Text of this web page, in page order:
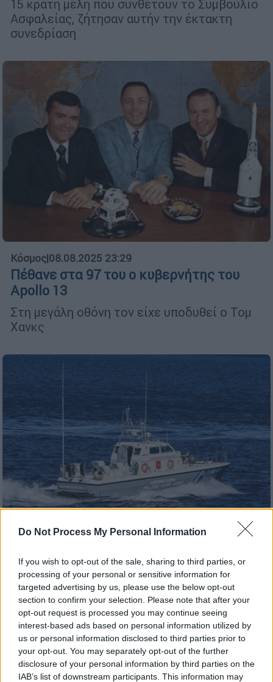
Do Not Process My Personal Information
If you wish to opt-out of the sale, sharing to third parties, or
processing of your personal or sensitive information for
targeted advertising by us, please use the below opt-out
section to confirm your selection. Please note that after your
opt-out request is processed you may continue seeing
interest-based ads based on personal information utilized by
us or personal information disclosed to third parties prior to
your opt-out. You may separately opt-out of the further
disclosure of your personal information by third parties on the
IAB’s list of downstream participants. This information may
15 κράτη μέλη που συνθέτουν το Συμβούλιο
Ασφαλείας, ζήτησαν αυτήν την έκτακτη
συνεδρίαση
Κόσμος|08.08.2025 23:29
Πέθανε στα 97 του ο κυβερνήτης του
Apollo 13
Στη μεγάλη οθόνη τον είχε υποδυθεί ο Τομ
Χανκς
Καθημερινοί οι έλεγχοι στις ελληνικές
θάλασσες από το Λιμενικό - Πάνω από
1.300 επιθεωρήσεις
Με αμείωτους ρυθμούς πραγματοποιούνται
από το Λιμενικό οι έλεγχοι στους χειριστές
και εκμισθωτές μηχανοκίνητων λέμβων και
ταχύπλοων μικρών σκαφών